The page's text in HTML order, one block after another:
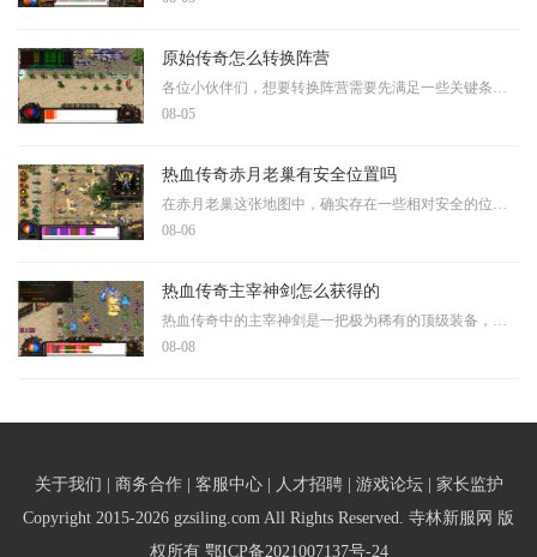
原始传奇怎么转换阵营
08-05
热血传奇赤月老巢有安全位置吗
08-06
热血传奇主宰神剑怎么获得的
08-08
关于我们 | 商务合作 | 客服中心 | 人才招聘 | 游戏论坛 | 家长监护
Copyright 2015-2026 gzsiling.com All Rights Reserved. 寺林新服网 版
权所有 鄂ICP备2021007137号-24